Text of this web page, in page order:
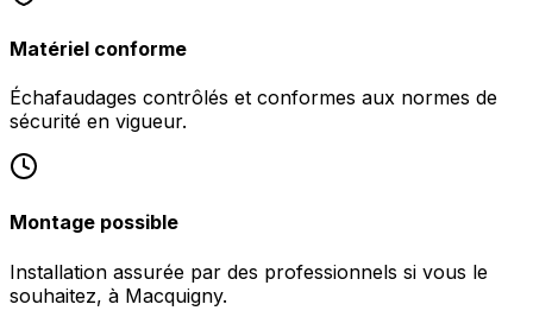
Matériel conforme
Échafaudages contrôlés et conformes aux normes de
sécurité en vigueur.
Montage possible
Installation assurée par des professionnels si vous le
souhaitez, à Macquigny.